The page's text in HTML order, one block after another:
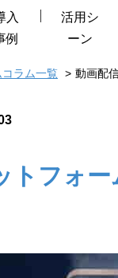
入
例
活用シ
ーン
ラム一覧 動画配
トフォ